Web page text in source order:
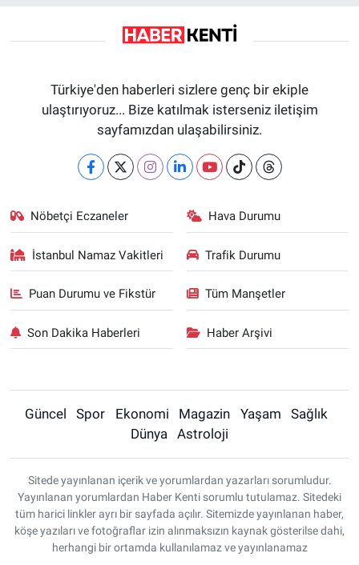
Türkiye'den haberleri sizlere genç bir ekiple
ulaştırıyoruz... Bize katılmak isterseniz iletişim
sayfamızdan ulaşabilirsiniz.
Nöbetçi Eczaneler Hava Durumu
İstanbul Namaz Vakitleri Trafik Durumu
Puan Durumu ve Fikstür Tüm Manşetler
Son Dakika Haberleri Haber Arşivi
Güncel Spor Ekonomi Magazin Yaşam
Sağlık
Dünya
Astroloji
Sitede yayınlanan içerik ve yorumlardan yazarları sorumludur.
Yayınlanan yorumlardan Haber Kenti sorumlu tutulamaz. Sitedeki
tüm harici linkler ayrı bir sayfada açılır. Sitemizde yayınlanan haber,
köşe yazıları ve fotoğraflar izin alınmaksızın kaynak gösterilse dahi,
herhangi bir ortamda kullanılamaz ve yayınlanamaz